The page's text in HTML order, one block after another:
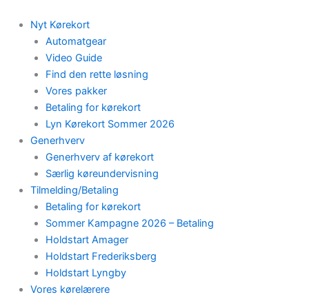
content
Nyt Kørekort
Automatgear
Video Guide
Find den rette løsning
Vores pakker
Betaling for kørekort
Lyn Kørekort Sommer 2026
Generhverv
Generhverv af kørekort
Særlig køreundervisning
Tilmelding/Betaling
Betaling for kørekort
Sommer Kampagne 2026 – Betaling
Holdstart Amager
Holdstart Frederiksberg
Holdstart Lyngby
Vores kørelærere